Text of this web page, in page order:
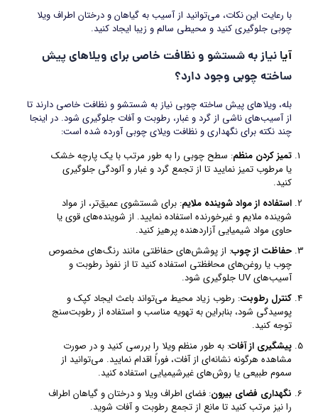
با رعایت این نکات، می‌توانید از آسیب به گیاهان و درختان اطراف ویلا
چوبی جلوگیری کنید و محیطی سالم و زیبا ایجاد کنید.
آیا نیاز به شستشو و نظافت خاصی برای ویلاهای پیش
ساخته چوبی وجود دارد؟
بله، ویلاهای پیش ساخته چوبی نیاز به شستشو و نظافت خاصی دارند تا
از آسیب‌های ناشی از گرد و غبار، رطوبت و آفات جلوگیری شود. در اینجا
چند نکته برای نگهداری و نظافت ویلای چوبی آورده شده است:
تمیز کردن منظم: سطح چوبی را به طور مرتب با یک پارچه خشک
یا مرطوب تمیز نمایید تا از تجمع گرد و غبار و آلودگی جلوگیری
کنید.
استفاده از مواد شوینده ملایم: برای شستشوی عمیق‌تر، از مواد
شوینده ملایم و غیرخورنده استفاده نمایید. از شوینده‌های قوی یا
حاوی مواد شیمیایی آزاردهنده پرهیز کنید.
حفاظت از چوب: از پوشش‌های حفاظتی مانند رنگ‌های مخصوص
چوب یا روغن‌های محافظتی استفاده کنید تا از نفوذ رطوبت و
آسیب‌های UV جلوگیری شود.
کنترل رطوبت: رطوب زیاد محیط می‌تواند باعث ایجاد کپک و
پوسیدگی شود، بنابراین به تهویه مناسب و استفاده از رطوبت‌سنج
توجه کنید.
پیشگیری از آفات: به طور منظم ویلا را بررسی کنید و در صورت
مشاهده هرگونه نشانه‌ای از آفات، فوراً اقدام نمایید. می‌توانید از
سموم طبیعی یا روش‌های غیرشیمیایی استفاده کنید.
نگهداری فضای بیرون: فضای اطراف ویلا و درختان و گیاهان اطراف
را نیز مرتب کنید تا مانع از تجمع رطوبت و آفات شوید.